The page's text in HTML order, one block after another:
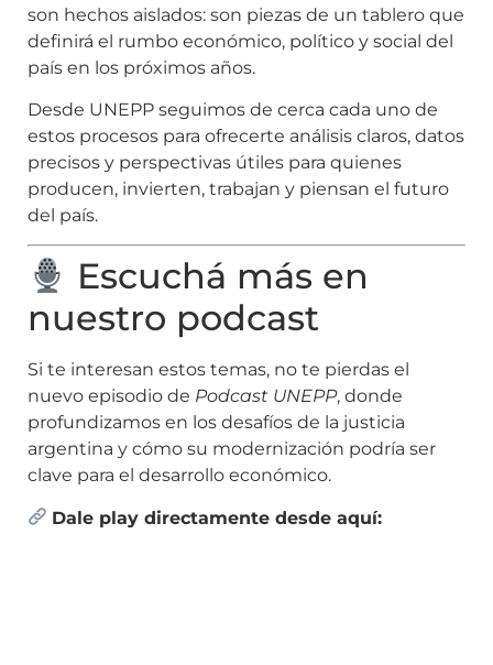
son hechos aislados: son piezas de un tablero que
definirá el rumbo económico, político y social del
país en los próximos años.
Desde UNEPP seguimos de cerca cada uno de
estos procesos para ofrecerte análisis claros, datos
precisos y perspectivas útiles para quienes
producen, invierten, trabajan y piensan el futuro
del país.
Escuchá más en
nuestro podcast
Si te interesan estos temas, no te pierdas el
nuevo episodio de Podcast UNEPP, donde
profundizamos en los desafíos de la justicia
argentina y cómo su modernización podría ser
clave para el desarrollo económico.
Dale play directamente desde aquí: